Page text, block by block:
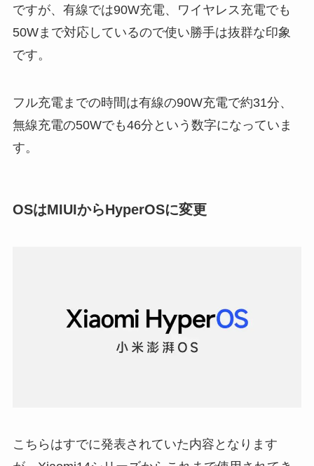
ですが、有線では90W充電、ワイヤレス充電でも
50Wまで対応しているので使い勝手は抜群な印象
です。
フル充電までの時間は有線の90W充電で約31分、
無線充電の50Wでも46分という数字になっていま
す。
OSはMIUIからHyperOSに変更
こちらはすでに発表されていた内容となります